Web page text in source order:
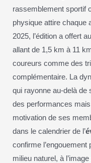
rassemblement sportif
physique attire chaque
2025, l’édition a offert
allant de 1,5 km à 11
coureurs comme des
complémentaire. La
qui rayonne au-delà de
des performances mais
motivation de ses
dans le calendrier de l’
confirme l’engouement
milieu naturel, à